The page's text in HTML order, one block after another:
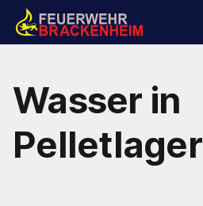
Wasser in
Pelletlager